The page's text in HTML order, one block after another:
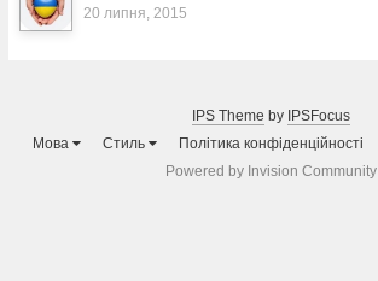
20 липня, 2015
IPS Theme by IPSFocus
Мова
Стиль Політика конфіденційності
Powered by Invision Community